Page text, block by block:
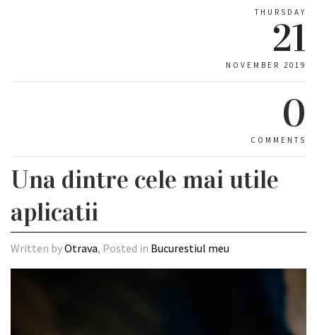
THURSDAY
21
NOVEMBER 2019
0
COMMENTS
Una dintre cele mai utile
aplicatii
Written byOtrava, Posted in Bucurestiul meu